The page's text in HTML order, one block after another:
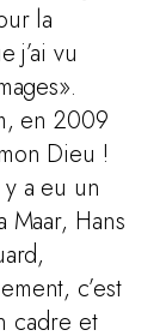
la
j’ai vu
en 2009
Dieu !
a eu un
Maar, Hans
c’est
cadre et